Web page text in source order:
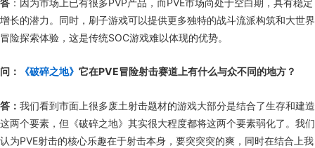
增长的潜力。同时，刷子游戏可以提供更多独特的战斗流派构筑和大世界
冒险探索体验，这是传统SOC游戏难以体现的优势。
问： 《破碎之地》 它在PVE冒险射击赛道上有什么与众不同的地方？
答： 我们看到市面上很多废土射击题材的游戏大部分是结合了生存和建造
这两个要素，但《破碎之地》其实很大程度都将这两个要素弱化了。我们
认为PVE射击的核心乐趣在于射击本身，要突突突的爽，同时在结合上我